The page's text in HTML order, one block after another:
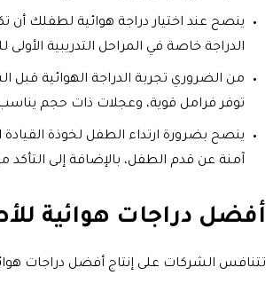
ينصح عند اختيار دراجة هوائية لطفلك أن
الدراجة خاصة في المراحل التدريبية
من الضروري تجربة الدراجة الهوائية قبل
توفر فرامل قوية، وعجلات ذات حجم
ينصح بضرورة ارتداء الطفل لخوذة
آمنة عن قدم الطفل، بالإضافة إلى
أفضل دراجات هوائية
تتنافس الشركات على إنتاج أفضل دراجات